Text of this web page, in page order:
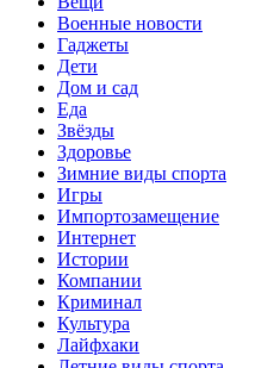
Военные новости
Гаджеты
Дети
Дом и сад
Еда
Звёзды
Здоровье
Зимние виды спорта
Игры
Импортозамещение
Интернет
Истории
Компании
Криминал
Культура
Лайфхаки